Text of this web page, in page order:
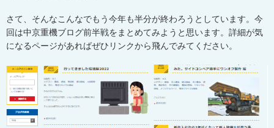
さて、そんなこんなでもう今年も半分が終わろうとしています。今
回は中京重機ブログ前半戦をまとめてみようと思います。詳細が気
になるページがあればぜひリンクから飛んでみてください。